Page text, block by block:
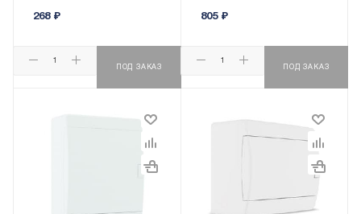
268₽
ПОД ЗАКАЗ
805₽
ПОД ЗАКАЗ